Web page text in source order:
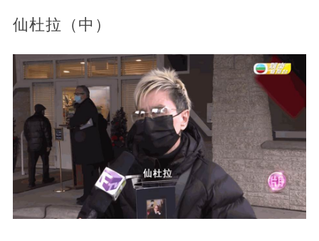
仙杜拉（中）